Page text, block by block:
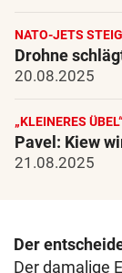
NATO-JETS
Drohne
20.08.2025
„KLEINERES
Pavel: Kiew
21.08.2025
Der
Der damalige